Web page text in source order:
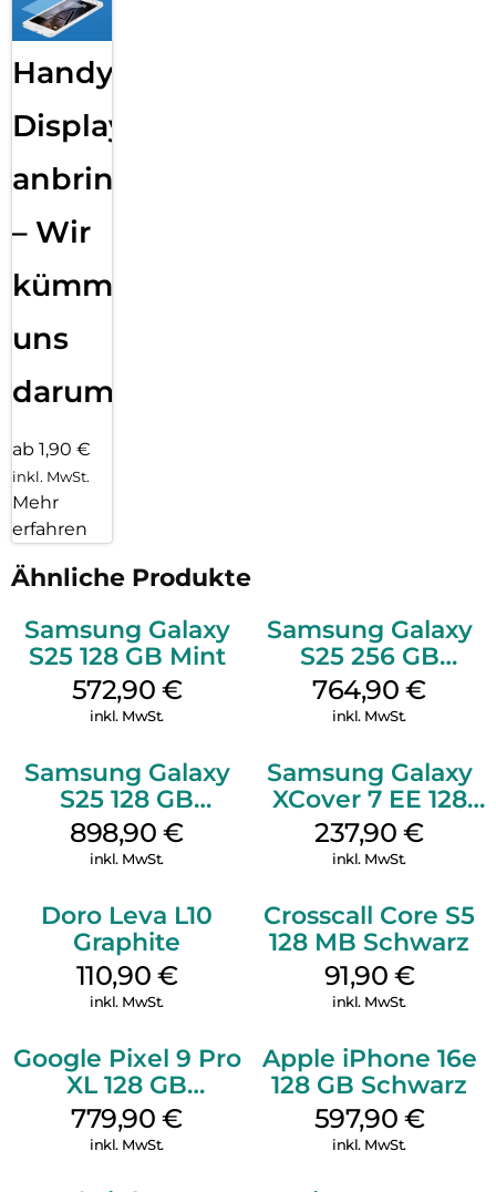
Handy
Displayfolie
anbringen
– Wir
kümmern
uns
darum!
ab 1,90 €
inkl. MwSt.
Mehr
erfahren
Ähnliche Produkte
Samsung Galaxy
S25 128 GB Mint
572,90 €
inkl. MwSt.
Samsung Galaxy
S25 256 GB
Icyblue
764,90€
inkl. MwSt.
Samsung Galaxy
S25 128 GB
Icyblue
898,90€
inkl. MwSt.
Samsung Galaxy
XCover 7 EE 128
GB Black
237,90€
inkl. MwSt.
Doro Leva L10
Graphite
110,90 €
inkl. MwSt.
Crosscall Core S5
128 MB Schwarz
91,90 €
inkl. MwSt.
Google Pixel 9 Pro
XL 128 GB
Obsidian
779,90€
inkl. MwSt.
Apple iPhone 16e
128 GB Schwarz
597,90 €
inkl. MwSt.